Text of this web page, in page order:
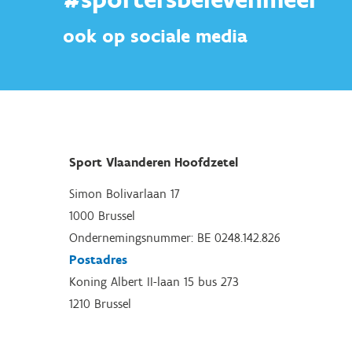
ook op sociale media
Sport Vlaanderen Hoofdzetel
Simon Bolivarlaan 17
1000 Brussel
Ondernemingsnummer: BE 0248.142.826
Postadres
Koning Albert II-laan 15 bus 273
1210 Brussel